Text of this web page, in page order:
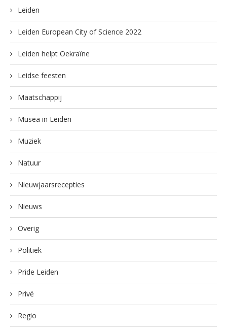
Leiden
Leiden European City of Science 2022
Leiden helpt Oekraïne
Leidse feesten
Maatschappij
Musea in Leiden
Muziek
Natuur
Nieuwjaarsrecepties
Nieuws
Overig
Politiek
Pride Leiden
Privé
Regio